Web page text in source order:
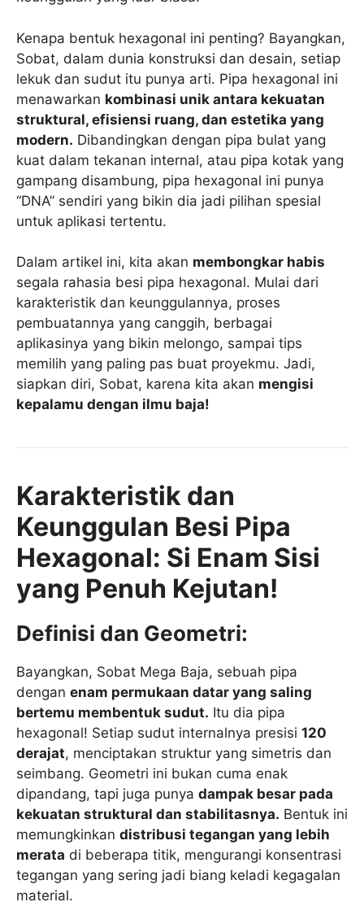
Kenapa bentuk hexagonal ini penting? Bayangkan,
Sobat, dalam dunia konstruksi dan desain, setiap
lekuk dan sudut itu punya arti. Pipa hexagonal ini
menawarkan kombinasi unik antara kekuatan
struktural, efisiensi ruang, dan estetika yang
modern. Dibandingkan dengan pipa bulat yang
kuat dalam tekanan internal, atau pipa kotak yang
gampang disambung, pipa hexagonal ini punya
“DNA” sendiri yang bikin dia jadi pilihan spesial
untuk aplikasi tertentu.
Dalam artikel ini, kita akan membongkar habis
segala rahasia besi pipa hexagonal. Mulai dari
karakteristik dan keunggulannya, proses
pembuatannya yang canggih, berbagai
aplikasinya yang bikin melongo, sampai tips
memilih yang paling pas buat proyekmu. Jadi,
siapkan diri, Sobat, karena kita akan mengisi
kepalamu dengan ilmu baja!
Karakteristik dan
Keunggulan Besi Pipa
Hexagonal: Si Enam Sisi
yang Penuh Kejutan!
Definisi dan Geometri:
Bayangkan, Sobat Mega Baja, sebuah pipa
dengan enam permukaan datar yang saling
bertemu membentuk sudut. Itu dia pipa
hexagonal! Setiap sudut internalnya presisi 120
derajat, menciptakan struktur yang simetris dan
seimbang. Geometri ini bukan cuma enak
dipandang, tapi juga punya dampak besar pada
kekuatan struktural dan stabilitasnya. Bentuk ini
memungkinkan distribusi tegangan yang lebih
merata di beberapa titik, mengurangi konsentrasi
tegangan yang sering jadi biang keladi kegagalan
material.